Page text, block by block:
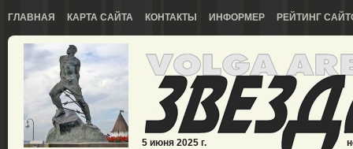
ГЛАВНАЯ КАРТА САЙТА КОНТАКТЫ ИНФОРМЕР РЕЙТИНГ
5 июня 2025 г.